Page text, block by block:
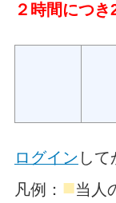
２時間につき
ログイン して
凡例： ■当人